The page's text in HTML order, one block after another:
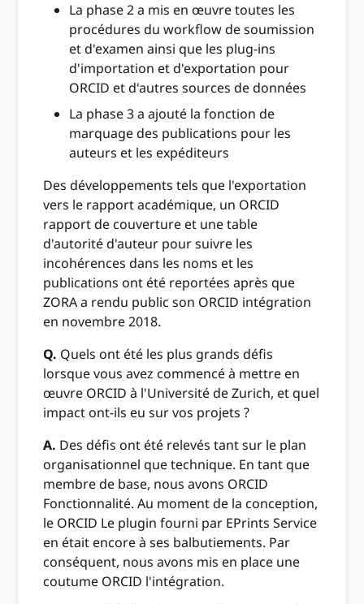
La phase 2 a mis en œuvre toutes les
procédures du workflow de soumission
et d'examen ainsi que les plug-ins
d'importation et d'exportation pour
ORCID et d'autres sources de données
La phase 3 a ajouté la fonction de
marquage des publications pour les
auteurs et les expéditeurs
Des développements tels que l'exportation
vers le rapport académique, un ORCID
rapport de couverture et une table
d'autorité d'auteur pour suivre les
incohérences dans les noms et les
publications ont été reportées après que
ZORA a rendu public son ORCID intégration
en novembre 2018.
Q. Quels ont été les plus grands défis
lorsque vous avez commencé à mettre en
œuvre ORCID à l'Université de Zurich, et quel
impact ont-ils eu sur vos projets ?
A. Des défis ont été relevés tant sur le plan
organisationnel que technique. En tant que
membre de base, nous avons ORCID
Fonctionnalité. Au moment de la conception,
le ORCID Le plugin fourni par EPrints Service
en était encore à ses balbutiements. Par
conséquent, nous avons mis en place une
coutume ORCID l'intégration.